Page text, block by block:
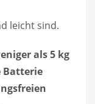
leicht sind.
als 5 kg
Batterie